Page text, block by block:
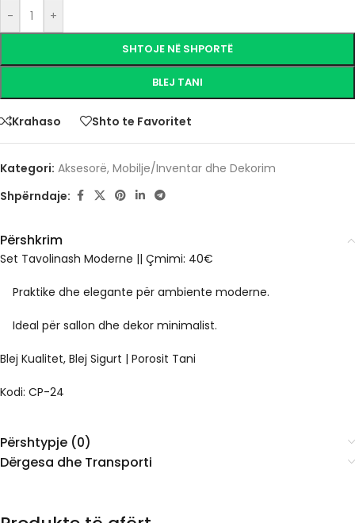
- +
SHTOJE NË SHPORTË
BLEJ TANI
Krahaso Shto te Favoritet
Kategori: Aksesorë, Mobilje/Inventar dhe Dekorim
Shpërndaje:
Përshkrim
Set Tavolinash Moderne || Çmimi: 40€
Praktike dhe elegante për ambiente moderne.
Ideal për sallon dhe dekor minimalist.
Blej Kualitet, Blej Sigurt | Porosit Tani
Kodi: CP-24
Përshtypje (0)
Dërgesa dhe Transporti